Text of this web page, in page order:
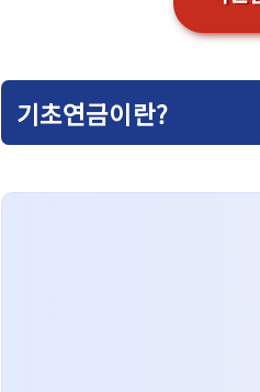
기초연금이란?